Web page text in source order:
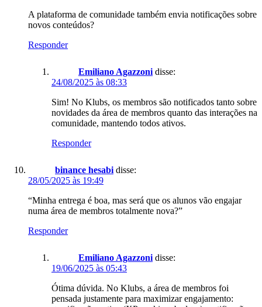
A plataforma de comunidade também envia notificações sobre
novos conteúdos?
Responder
Emiliano Agazzoni disse:
24/08/2025 às 08:33
Sim! No Klubs, os membros são notificados tanto sobre
novidades da área de membros quanto das interações na
comunidade, mantendo todos ativos.
Responder
binance hesabi disse:
28/05/2025 às 19:49
“Minha entrega é boa, mas será que os alunos vão engajar
numa área de membros totalmente nova?”
Responder
Emiliano Agazzoni disse:
19/06/2025 às 05:43
Ótima dúvida. No Klubs, a área de membros foi
pensada justamente para maximizar engajamento: